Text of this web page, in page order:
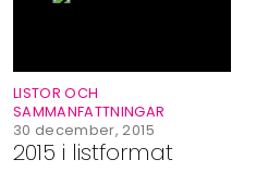
2015 i listformat
LISTOR OCH
SAMMANFATTNINGAR
30 december, 2015